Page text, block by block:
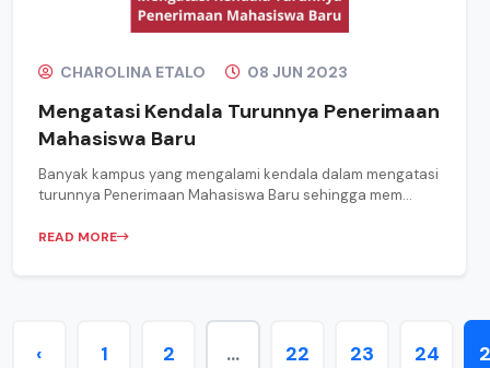
CHAROLINA ETALO 08 JUN 2023
Mengatasi Kendala Turunnya Penerimaan
Mahasiswa Baru
Banyak kampus yang mengalami kendala dalam mengatasi
turunnya Penerimaan Mahasiswa Baru sehingga mem...
READ MORE
‹ 1 2 ... 22 23 24